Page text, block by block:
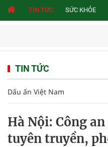
TIN TỨC SỨC KHỎE
TIN TỨC
Dấu ấn Việt Nam
Hà Nội: Công
tuyên truyền,